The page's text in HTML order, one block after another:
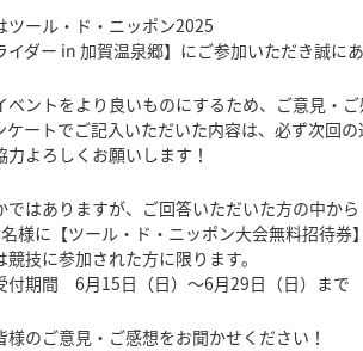
ツール・ド・ニッポン2025
イダー in 加賀温泉郷】にご参加いただき誠に
ベントをより良いものにするため、ご意見・ご
ケートでご記入いただいた内容は、必ず次回の
力よろしくお願いします！
ではありますが、ご回答いただいた方の中から
様に【ツール・ド・ニッポン大会無料招待券
技に参加された方に限ります。
付期間 6月15日（日）～6月29日（日）まで
様のご意見・ご感想をお聞かせください！